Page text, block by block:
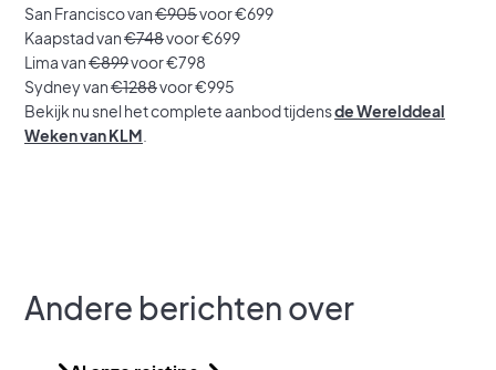
San Francisco van€905voor €699
Kaapstad van€748voor €699
Lima van€899voor €798
Sydney van€1288voor €995
Bekijk nu snel het complete aanbod tijdensde Werelddeal
Weken van KLM
Andere berichten over